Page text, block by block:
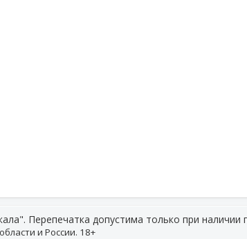
Перепечатка допустима только при наличии
и России. 18+